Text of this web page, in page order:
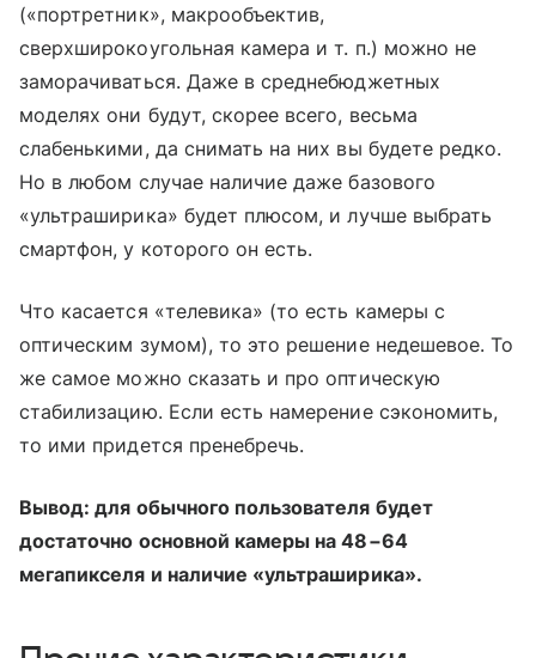
(«портретник», макрообъектив,
сверхширокоугольная камера и т. п.) можно не
заморачиваться. Даже в среднебюджетных
моделях они будут, скорее всего, весьма
слабенькими, да снимать на них вы будете редко.
Но в любом случае наличие даже базового
«ультраширика» будет плюсом, и лучше выбрать
смартфон, у которого он есть.
Что касается «телевика» (то есть камеры с
оптическим зумом), то это решение недешевое. То
же самое можно сказать и про оптическую
стабилизацию. Если есть намерение сэкономить,
то ими придется пренебречь.
Вывод: для обычного пользователя будет
достаточно основной камеры на 48−64
мегапикселя и наличие «ультраширика».